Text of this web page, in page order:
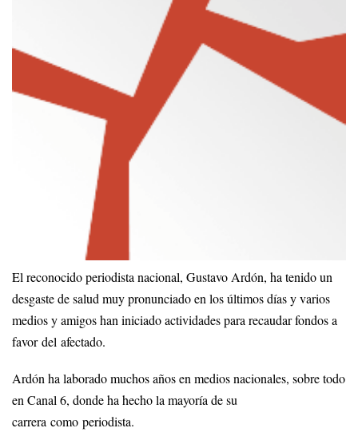
El reconocido periodista nacional, Gustavo Ardón, ha tenido un
desgaste de salud muy pronunciado en los últimos días y varios
medios y amigos han iniciado actividades para recaudar fondos a
favor del afectado.
Ardón ha laborado muchos años en medios nacionales, sobre todo
en Canal 6, donde ha hecho la mayoría de su
carrera como periodista.